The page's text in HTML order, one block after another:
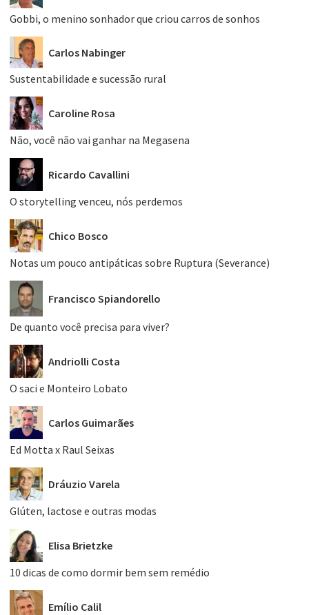
Gobbi, o menino sonhador que criou carros de sonhos
Carlos Nabinger
Sustentabilidade e sucessão rural
Caroline Rosa
Não, você não vai ganhar na Megasena
Ricardo Cavallini
O storytelling venceu, nós perdemos
Chico Bosco
Notas um pouco antipáticas sobre Ruptura (Severance)
Francisco Spiandorello
De quanto você precisa para viver?
Andriolli Costa
O saci e Monteiro Lobato
Carlos Guimarães
Ed Motta x Raul Seixas
Dráuzio Varela
Glúten, lactose e outras modas
Elisa Brietzke
10 dicas de como dormir bem sem remédio
Emílio Calil